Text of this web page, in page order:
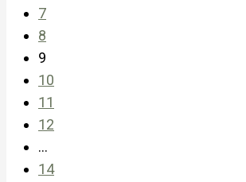
7
8
9
10
11
12
…
14